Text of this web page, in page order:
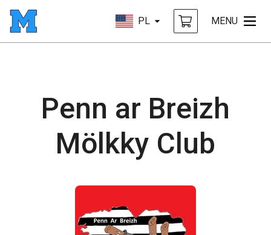
PL MENU
Penn ar Breizh
Mölkky Club